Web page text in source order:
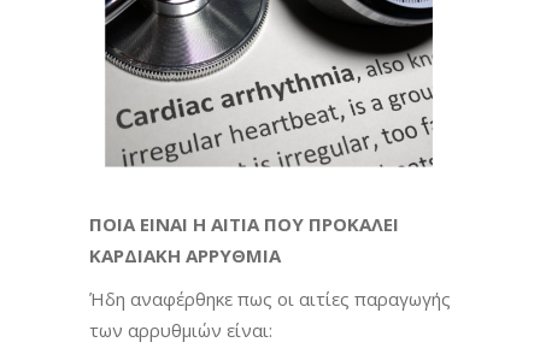
ΠΟΙΑ ΕΙΝΑΙ Η ΑΙΤΙΑ ΠΟΥ ΠΡΟΚΑΛΕΙ
ΚΑΡΔΙΑΚΗ ΑΡΡΥΘΜΙΑ
Ήδη αναφέρθηκε πως οι αιτίες παραγωγής
των αρρυθμιών είναι: